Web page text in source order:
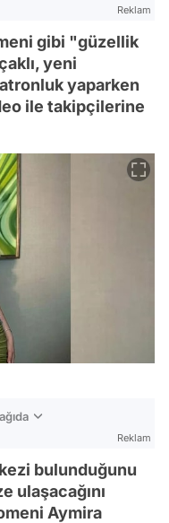
Reklam
gibi "güzellik
yeni
yaparken
ile takipçilerine
Reklam
bulunduğunu
ulaşacağını
Aymira